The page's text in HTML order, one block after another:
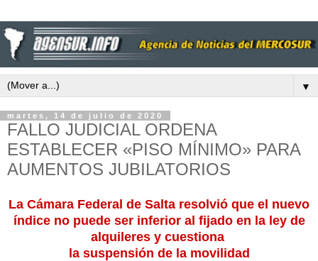
▼
martes, 14 de julio de 2020
FALLO JUDICIAL ORDENA
ESTABLECER «PISO MÍNIMO» PARA
AUMENTOS JUBILATORIOS
La Cámara Federal de Salta resolvió que el nuevo
índice no puede ser inferior al fijado en la ley de
alquileres y cuestiona
la suspensión de la movilidad